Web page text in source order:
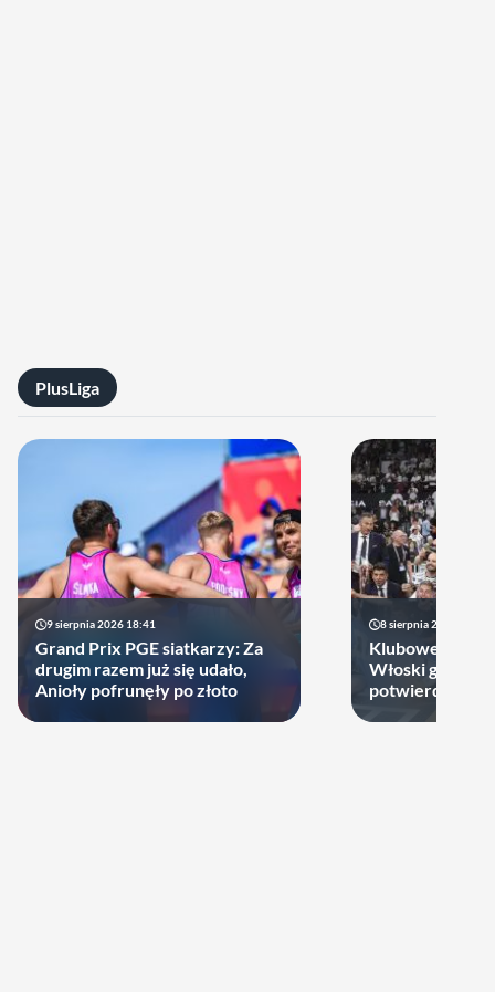
PlusLiga
9 sierpnia 2026 18:41
Grand Prix PGE siatkarzy: Za
drugim razem już się udało,
Anioły pofrunęły po złoto
8 sierpnia 2026 21:46
Klubowe
Włoski gigant
potwierdził